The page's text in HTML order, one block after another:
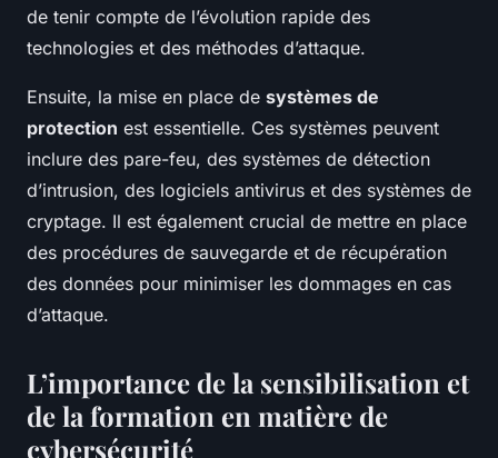
de tenir compte de l’évolution rapide des
technologies et des méthodes d’attaque.
Ensuite, la mise en place de systèmes de
protection est essentielle. Ces systèmes peuvent
inclure des pare-feu, des systèmes de détection
d’intrusion, des logiciels antivirus et des systèmes de
cryptage. Il est également crucial de mettre en place
des procédures de sauvegarde et de récupération
des données pour minimiser les dommages en cas
d’attaque.
L’importance de la sensibilisation et
de la formation en matière de
cybersécurité